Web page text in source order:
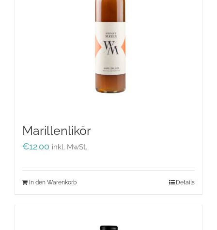
Marillenlikör
€12.00 inkl. MwSt.
In den Warenkorb Details